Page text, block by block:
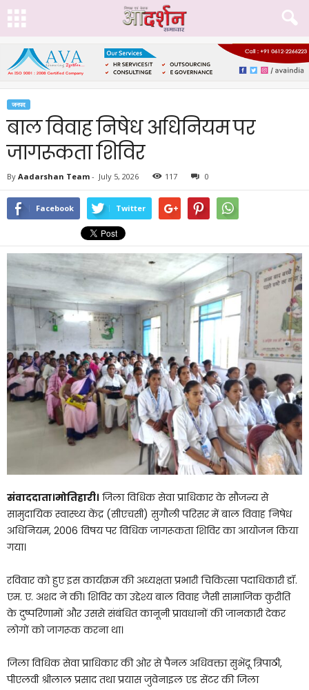
जनपद
बाल विवाह निषेध अधिनियम पर
जागरूकता शिविर
By Aadarshan Team - July 5, 2026 117 0
Facebook Twitter
संवाददाता।मोतिहारी। जिला विधिक सेवा प्राधिकार के सौजन्य से
सामुदायिक स्वास्थ्य केंद्र (सीएचसी) सुगौली परिसर में बाल विवाह निषेध
अधिनियम, 2006 विषय पर विधिक जागरूकता शिविर का आयोजन किया
गया।
रविवार को हुए इस कार्यक्रम की अध्यक्षता प्रभारी चिकित्सा पदाधिकारी डॉ.
एम. ए. अशद ने की। शिविर का उद्देश्य बाल विवाह जैसी सामाजिक कुरीति
के दुष्परिणामों और उससे संबंधित कानूनी प्रावधानों की जानकारी देकर
लोगों को जागरूक करना था।
जिला विधिक सेवा प्राधिकार की ओर से पैनल अधिवक्ता सुभेंदू त्रिपाठी,
पीएलवी श्रीलाल प्रसाद तथा प्रयास जुवेनाइल एड सेंटर की जिला